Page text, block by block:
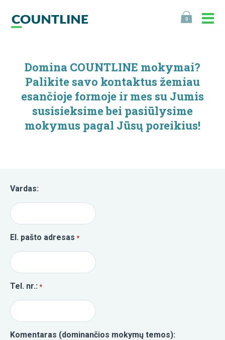
0
Domina COUNTLINE mokymai?
Palikite savo kontaktus žemiau
esančioje formoje ir mes su Jumis
susisieksime bei pasiūlysime
mokymus pagal Jūsų poreikius!
Vardas:
El. pašto adresas *
Tel. nr.: *
Komentaras (dominančios mokymų temos):